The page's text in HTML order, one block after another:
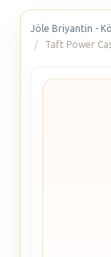
Jöle Briyantin -
Taft Power